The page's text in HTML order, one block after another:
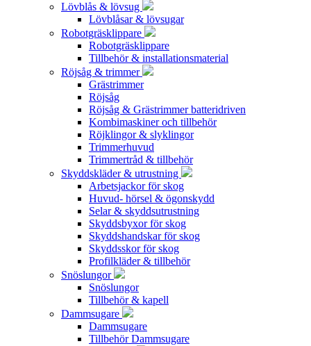
Lövblås & lövsug
Lövblåsar & lövsugar
Robotgräsklippare
Robotgräsklippare
Tillbehör & installationsmaterial
Röjsåg & trimmer
Grästrimmer
Röjsåg
Röjsåg & Grästrimmer batteridriven
Kombimaskiner och tillbehör
Röjklingor & slyklingor
Trimmerhuvud
Trimmertråd & tillbehör
Skyddskläder & utrustning
Arbetsjackor för skog
Huvud- hörsel & ögonskydd
Selar & skyddsutrustning
Skyddsbyxor för skog
Skyddshandskar för skog
Skyddsskor för skog
Profilkläder & tillbehör
Snöslungor
Snöslungor
Tillbehör & kapell
Dammsugare
Dammsugare
Tillbehör Dammsugare